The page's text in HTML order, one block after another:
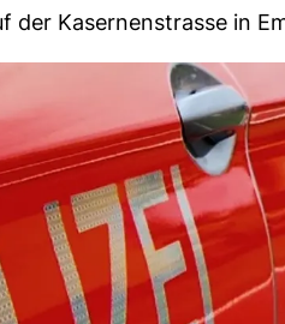
der Kasernenstrasse in